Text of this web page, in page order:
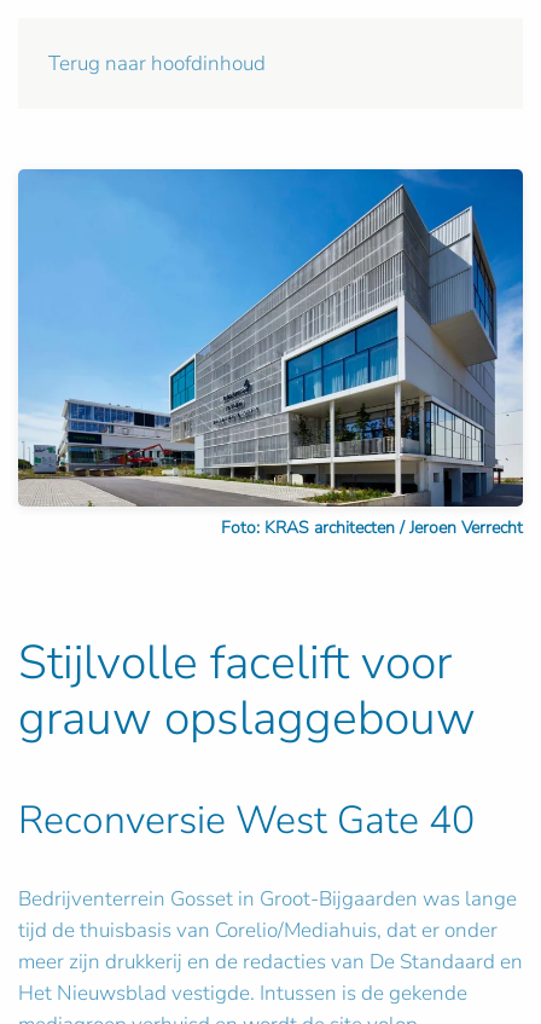
Terug naar hoofdinhoud
Foto: KRAS architecten / Jeroen Verrecht
Stijlvolle facelift voor
grauw opslaggebouw
Reconversie West Gate 40
Bedrijventerrein Gosset in Groot-Bijgaarden was lange
tijd de thuisbasis van Corelio/Mediahuis, dat er onder
meer zijn drukkerij en de redacties van De Standaard en
Het Nieuwsblad vestigde. Intussen is de gekende